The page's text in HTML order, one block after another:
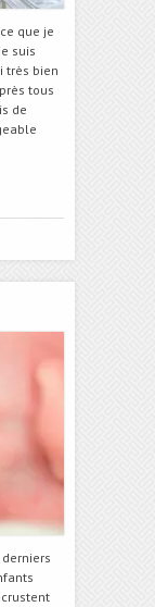
que je
suis
très bien
tous
de